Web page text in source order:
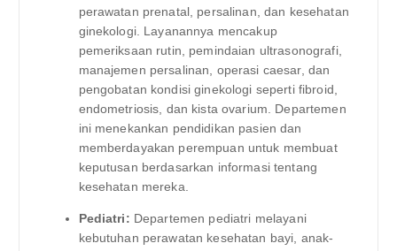
perawatan prenatal, persalinan, dan kesehatan
ginekologi. Layanannya mencakup
pemeriksaan rutin, pemindaian ultrasonografi,
manajemen persalinan, operasi caesar, dan
pengobatan kondisi ginekologi seperti fibroid,
endometriosis, dan kista ovarium. Departemen
ini menekankan pendidikan pasien dan
memberdayakan perempuan untuk membuat
keputusan berdasarkan informasi tentang
kesehatan mereka.
Pediatri: Departemen pediatri melayani
kebutuhan perawatan kesehatan bayi, anak-